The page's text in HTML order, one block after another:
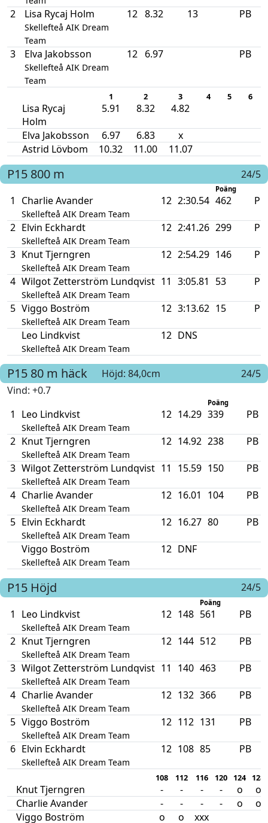
2 Lisa Rycaj Holm
Skellefteå AIK Dream
Team
12 8.32 13 PB
3 Elva Jakobsson
Skellefteå AIK Dream
Team
12 6.97 PB
1 2 3 4 5 6
Lisa Rycaj
Holm
5.91 8.32 4.82
Elva Jakobsson 6.97 6.83
x
Astrid Lövbom
10.32 11.00 11.07
P15 800 m 24/5
Poäng
1 Charlie Avander
Skellefteå AIK Dream Team
12 2:30.54 462 PB
2 Elvin Eckhardt
Skellefteå AIK Dream Team
12 2:41.26 299 PB
3 Knut Tjerngren
Skellefteå AIK Dream Team
12 2:54.29 146 PB
4 Wilgot Zetterström Lundqvist
Skellefteå AIK Dream Team
11 3:05.81 53 PB
5 Viggo Boström
Skellefteå AIK Dream Team
12 3:13.62 15 PB
Leo Lindkvist
Skellefteå AIK Dream Team
12 DNS
P15 80 m häck Höjd: 84,0cm
24/5
Vind: +0.7
Poäng
1 Leo Lindkvist
Skellefteå AIK Dream Team
12 14.29 339 PB
2 Knut Tjerngren
Skellefteå AIK Dream Team
12 14.92 238 PB
3 Wilgot Zetterström Lundqvist
Skellefteå AIK Dream Team
11 15.59 150 PB
4 Charlie Avander
Skellefteå AIK Dream Team
12 16.01 104 PB
5 Elvin Eckhardt
Skellefteå AIK Dream Team
12 16.27 80 PB
Viggo Boström
Skellefteå AIK Dream Team
12 DNF
P15 Höjd 24/5
Poäng
1 Leo Lindkvist
Skellefteå AIK Dream Team
12 148 561 PB
2 Knut Tjerngren
Skellefteå AIK Dream Team
12 144 512 PB
3 Wilgot Zetterström Lundqvist
Skellefteå AIK Dream Team
11 140 463 PB
4 Charlie Avander
Skellefteå AIK Dream Team
12 132 366 PB
5 Viggo Boström
Skellefteå AIK Dream Team
12 112 131 PB
6 Elvin Eckhardt
Skellefteå AIK Dream Team
12 108 85 PB
108 112 116 120 124 128
Knut Tjerngren - - - - o
o
Charlie Avander
- - - - o
o
Viggo Boström
o o
xxx